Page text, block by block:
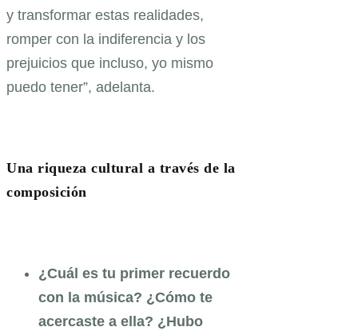
y transformar estas realidades,
romper con la indiferencia y los
prejuicios que incluso, yo mismo
puedo tener”, adelanta.
Una riqueza cultural a través de la
composición
¿Cuál es tu primer recuerdo
con la música? ¿Cómo te
acercaste a ella? ¿Hubo